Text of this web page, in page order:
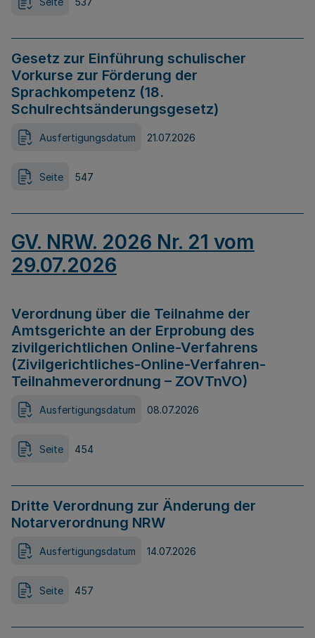
Gesetz zur Einführung schulischer
Vorkurse zur Förderung der
Sprachkompetenz (18.
Schulrechtsänderungsgesetz)
Ausfertigungsdatum 21.07.2026
Seite 547
GV. NRW. 2026 Nr. 21 vom
29.07.2026
Verordnung über die Teilnahme der
Amtsgerichte an der Erprobung des
zivilgerichtlichen Online-Verfahrens
(Zivilgerichtliches-Online-Verfahren-
Teilnahmeverordnung – ZOVTnVO)
Ausfertigungsdatum 08.07.2026
Seite 454
Dritte Verordnung zur Änderung der
Notarverordnung NRW
Ausfertigungsdatum 14.07.2026
Seite 457